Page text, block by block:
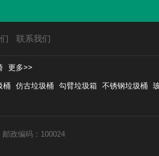
联系我们
更多>>
桶 仿古垃圾桶 勾臂垃圾箱 不锈钢垃圾桶
政编码：100024